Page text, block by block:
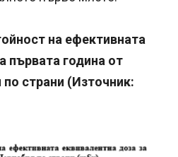
на ефективната
първата година от
страни (Източник: